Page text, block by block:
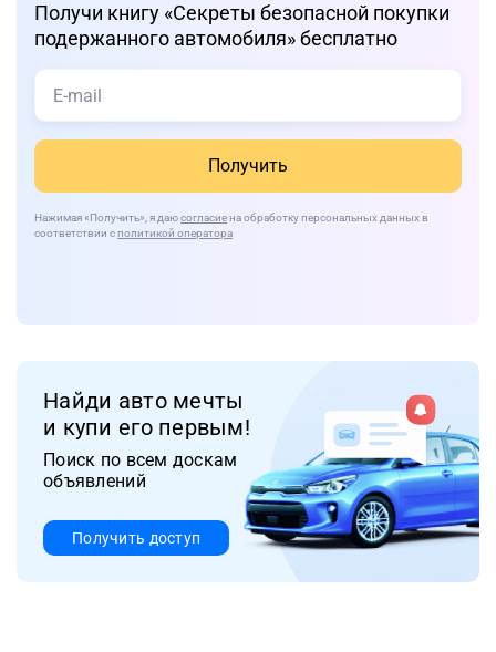
Получи книгу «Cекреты безопасной покупки
подержанного автомобиля» бесплатно
Получить
Нажимая «Получить», я даюсогласиена обработку персональных данных в
соответствии сполитикой оператора
Найди авто мечты
и купи его первым!
Поиск по всем доскам
объявлений
Получить доступ